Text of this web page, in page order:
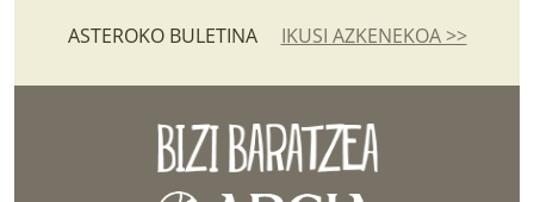
ASTEROKO BULETINA IKUSI AZKENEKOA >>